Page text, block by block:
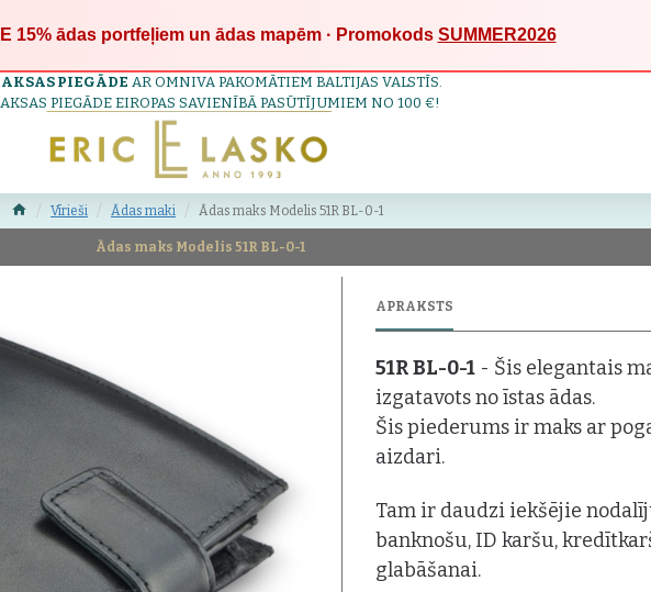
15%ādas portfeļiem un ādas mapēm · Promokods SUMMER2026
PIEGĀDE AR OMNIVA PAKOMĀTIEM BALTIJAS VALSTĪS.
PIEGĀDE EIROPAS SAVIENĪBĀ PASŪTĪJUMIEM NO 100 €!
Vīrieši Ādas maki Ādas maks Modelis 51R BL-0-1
Ādas maks Modelis 51R BL-0-1
APRAKSTS
51R BL-0-1 - Šis elegantais
izgatavots no īstas ādas.
Šis piederums ir maks ar
aizdari.
Tam ir daudzi iekšējie
banknošu, ID karšu,
glabāšanai.